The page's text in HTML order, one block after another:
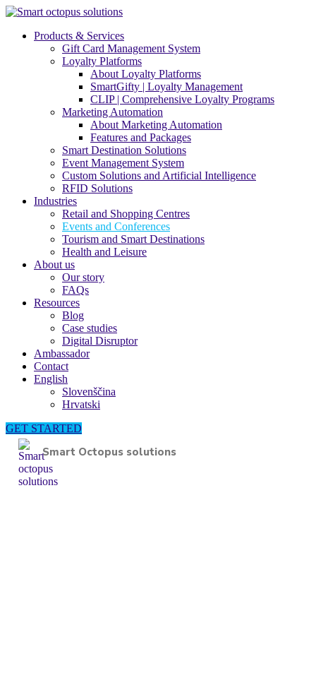
Products & Services
Gift Card Management System
Loyalty Platforms
About Loyalty Platforms
SmartGifty | Loyalty Management
CLIP | Comprehensive Loyalty Programs
Marketing Automation
About Marketing Automation
Features and Packages
Smart Destination Solutions
Event Management System
Custom Solutions and Artificial Intelligence
RFID Solutions
Industries
Retail and Shopping Centres
Events and Conferences
Tourism and Smart Destinations
Health and Leisure
About us
Our story
FAQs
Resources
Blog
Case studies
Digital Disruptor
Ambassador
Contact
English
Slovenščina
Hrvatski
GET STARTED